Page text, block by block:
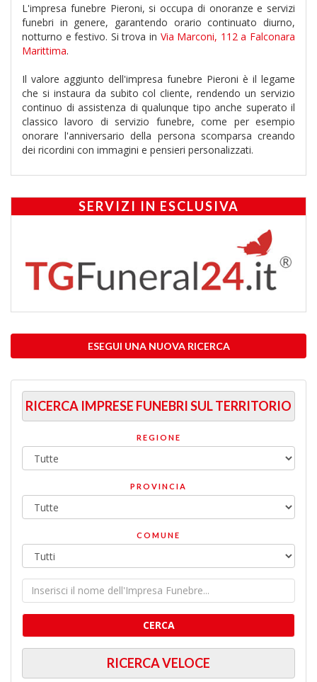
L'impresa funebre Pieroni, si occupa di onoranze e servizi
funebri in genere, garantendo orario continuato diurno,
notturno e festivo. Si trova in Via Marconi, 112 a Falconara
Marittima.
Il valore aggiunto dell'impresa funebre Pieroni è il legame
che si instaura da subito col cliente, rendendo un servizio
continuo di assistenza di qualunque tipo anche superato il
classico lavoro di servizio funebre, come per esempio
onorare l'anniversario della persona scomparsa creando
dei ricordini con immagini e pensieri personalizzati.
SERVIZI IN ESCLUSIVA
ESEGUI UNA NUOVA RICERCA
RICERCA IMPRESE FUNEBRI SUL TERRITORIO
REGIONE
PROVINCIA
COMUNE
CERCA
RICERCA VELOCE